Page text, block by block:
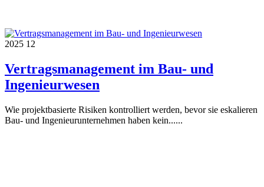
2025 12
Vertragsmanagement im Bau- und
Ingenieurwesen
Wie projektbasierte Risiken kontrolliert werden, bevor sie eskalieren
Bau- und Ingenieurunternehmen haben kein......